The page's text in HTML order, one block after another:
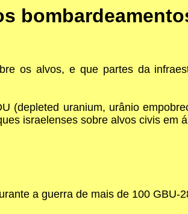
os alvos, e que partes da
(depleted uranium, urânio
israelenses sobre alvos civis em
a guerra de mais de 100 GBU-